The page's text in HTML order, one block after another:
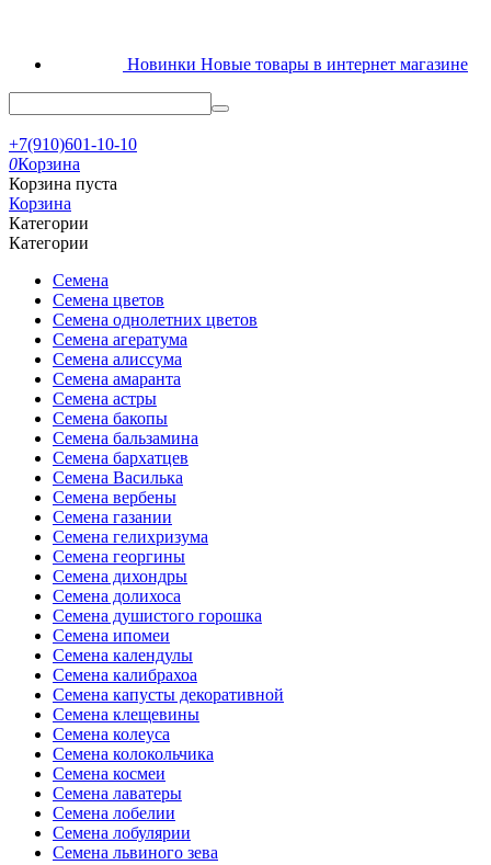
Новинки Новые товары в интернет магазине
+7(910)601-10-10
0Корзина
Корзина пуста
Корзина
Категории
Категории
Семена
Семена цветов
Семена однолетних цветов
Семена агератума
Семена алиссума
Семена амаранта
Семена астры
Семена бакопы
Семена бальзамина
Семена бархатцев
Семена Василька
Семена вербены
Семена газании
Семена гелихризума
Семена георгины
Семена дихондры
Семена долихоса
Семена душистого горошка
Семена ипомеи
Семена календулы
Семена калибрахоа
Семена капусты декоративной
Семена клещевины
Семена колеуса
Семена колокольчика
Семена космеи
Семена лаватеры
Семена лобелии
Семена лобулярии
Семена львиного зева